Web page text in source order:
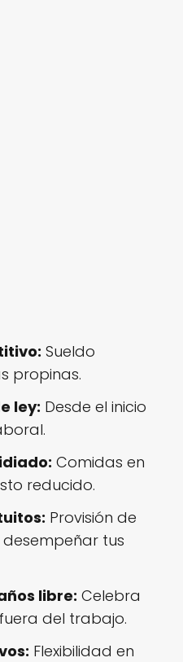
Sueldo
propinas.
ley: Desde el inicio
Comidas en
reducido.
Provisión de
tus
libre: Celebra
del trabajo.
Flexibilidad en